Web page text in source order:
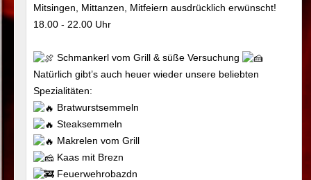
Mitsingen, Mittanzen, Mitfeiern ausdrücklich erwünscht!
18.00 - 22.00 Uhr
Schmankerl vom Grill & süße Versuchung
Natürlich gibt’s auch heuer wieder unsere beliebten
Spezialitäten:
Bratwurstsemmeln
Steaksemmeln
Makrelen vom Grill
Kaas mit Brezn
Feuerwehrobazdn